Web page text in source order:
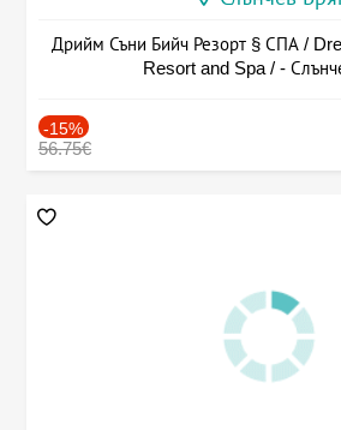
Дрийм Съни Бийч Резорт § СПА /
Resort and Spa / -
-15%
56.75€